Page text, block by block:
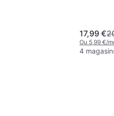
17,99 €
Ou 5,99 €/
4